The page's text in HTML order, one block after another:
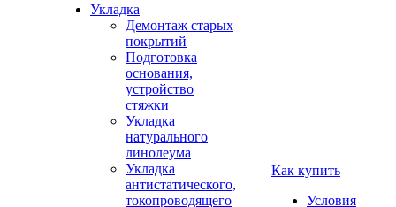
Укладка
Демонтаж старых
покрытий
Подготовка
основания,
устройство
стяжки
Укладка
натурального
линолеума
Укладка
антистатического,
токопроводящего
Как купить
Условия